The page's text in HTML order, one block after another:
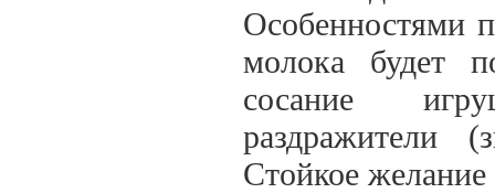
Особенностями
молока будет
сосание
раздражители
Стойкое желание